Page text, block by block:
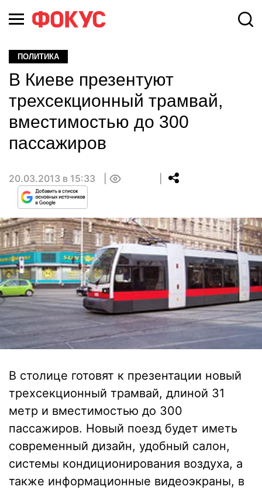
ПОЛИТИКА
В Киеве презентуют
трехсекционный трамвай,
вместимостью до 300
пассажиров
20.03.2013 в 15:33
В столице готовят к презентации новый
трехсекционный трамвай, длиной 31
метр и вместимостью до 300
пассажиров. Новый поезд будет иметь
современный дизайн, удобный салон,
системы кондиционирования воздуха, а
также информационные видеоэкраны, в